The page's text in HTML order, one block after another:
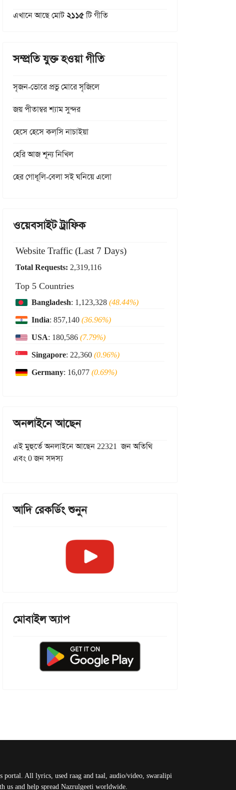
এখানে আছে মোট২১১৫টি গীতি
সম্প্রতি যুক্ত হওয়া গীতি
সৃজন-ভোরে প্রভু মোরে সৃজিলে
জয় পীতাম্বর শ্যাম সুন্দর
হেসে হেসে কল্‌সি নাচাইয়া
হেরি আজ শূন্য নিখিল
হের গোধূলি-বেলা সই ঘনিয়ে এলো
ওয়েবসাইট ট্রাফিক
Website Traffic (Last 7 Days)
Total Requests: 2,319,116
Top 5 Countries
Bangladesh: 1,123,328(48.44%)
India: 857,140(36.96%)
USA: 180,586(7.79%)
Singapore: 22,360(0.96%)
Germany: 16,077(0.69%)
অনলাইনে আছেন
এই মুহুর্তে অনলাইনে আছেন 22321 জন অতিথি
এবং 0 জন সদস্য
আদি রেকর্ডিং শুনুন
মোবাইল অ্যাপ
All lyrics, used raag and taal, audio/video, swaralipi
us and help spread Nazrulgeeti worldwide.